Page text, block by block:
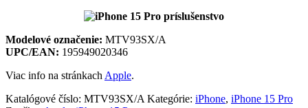
Modelové označenie: MTV93SX/A
UPC/EAN: 195949020346
Viac info na stránkach Apple.
Katalógové číslo: MTV93SX/A Kategórie: iPhone, iPhone 15 Pro